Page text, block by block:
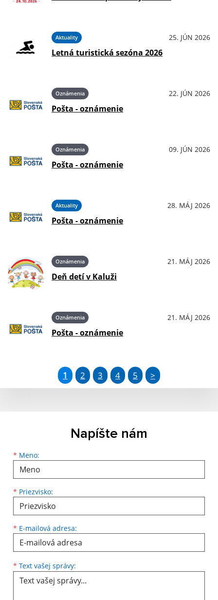
Aktuality 25. JÚN 2026
Letná turistická sezóna 2026
Oznámenia 22. JÚN 2026
Pošta - oznámenie
Oznámenia 09. JÚN 2026
Pošta - oznámenie
Aktuality 28. MÁJ 2026
Pošta - oznámenie
Oznámenia 21. MÁJ 2026
Deň detí v Kaluži
Oznámenia 21. MÁJ 2026
Pošta - oznámenie
1 2 3 4 5 >
Napíšte nám
* Meno:
Meno
* Priezvisko:
Priezvisko
* E-mailová adresa:
E-mailová adresa
* Text vašej správy: